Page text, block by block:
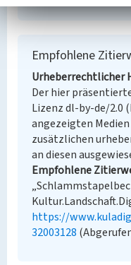
Empfohlene
Urheberrechtlicher
Der hier
Lizenz dl-by-de/2.0
angezeigten
zusätzlichen
an diesen
Empfohlene
https://
32003128